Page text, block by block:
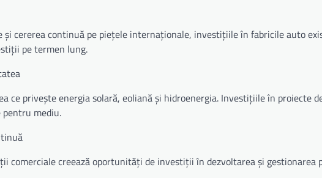
și cererea continuă pe piețele internaționale, investițiile în fabricile auto
pe termen lung.
ce privește energia solară, eoliană și hidroenergia. Investițiile în proiecte
mediu.
comerciale creează oportunități de investiții în dezvoltarea și